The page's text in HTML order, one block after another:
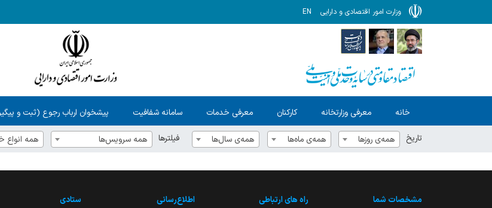
وزارت امور اقتصادی و دارایی EN
خانه معرفی وزارتخانه کارکنان معرفی خدمات سامانه شفافیت پیشخوان ارباب رجوع (ثبت و
تاریخ همه‌ی روزها همه‌ی ماه‌ها همه‌ی سال‌ها فیلترها همه سرویس‌ها همه انواع
مشخصات شما راه های ارتباطی اطلاع‌رسانی ستادی